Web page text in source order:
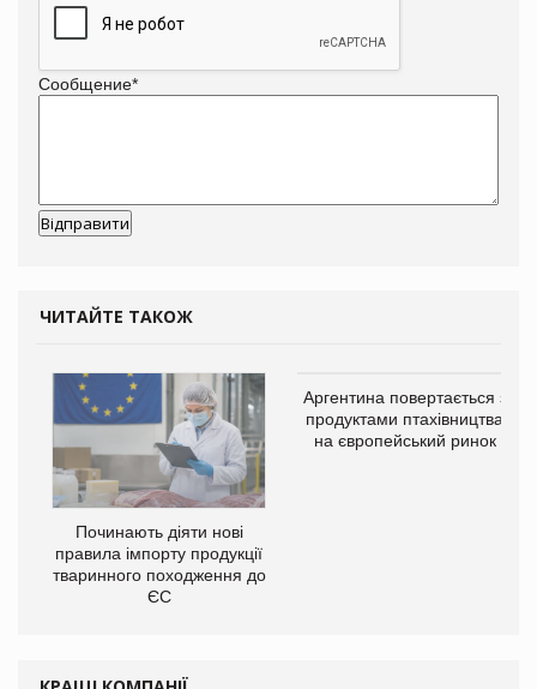
Сообщение*
ЧИТАЙТЕ ТАКОЖ
Починають діяти нові
правила імпорту продукції
тваринного походження до
ЄС
Аргентина повертається з
продуктами птахівництва
на європейський ринок